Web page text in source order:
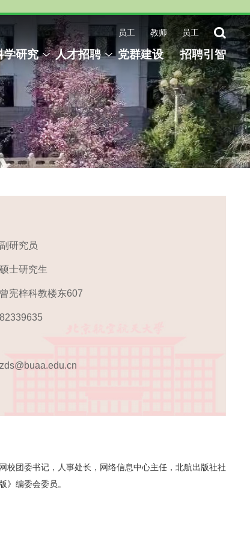
员工 教师 员工
学研究 人才招聘 党群建设 招聘引智
副研究员
硕士研究生
曾宪梓科教楼东607
82339635
zds@buaa.edu.cn
团委书记，人事处长，网络信息中心主任，北航出版社社
》编委会委员。